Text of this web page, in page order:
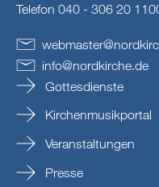
Telefon 040 - 306 20
webmaster@
info@nordkirche.de
Gottesdienste
Kirchenmusikportal
Veranstaltungen
Presse